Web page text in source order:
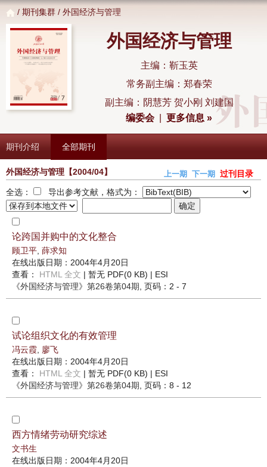
/ 期刊集群 / 外国经济与管理
外国经济与管理
主编：靳玉英
常务副主编：郑春荣
副主编：阴慧芳 贺小刚 刘建国
编委会|更多信息 »
期刊介绍 全部期刊
外国经济与管理 【2004/04】 上一期 下一期
过刊目录
全选：
导出参考文献，格式为：
论跨国并购中的文化整合
顾卫平 薛求知
在线出版日期：2004年4月20日
查看： HTML 全文 | 暂无 PDF(0 KB) | ESI
《外国经济与管理》 第26卷第04期 , 页码：2 - 7
试论组织文化的有效管理
冯云霞 廖飞
在线出版日期：2004年4月20日
查看： HTML 全文 | 暂无 PDF(0 KB) | ESI
《外国经济与管理》 第26卷第04期 , 页码：8 - 12
西方情绪劳动研究综述
文书生
在线出版日期：2004年4月20日